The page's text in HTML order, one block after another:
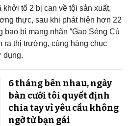
tố 2 bị can về tội sản xuất,
thực, sau khi phát hiện hơn 22
bì mang nhãn “Gạo Séng Cù
ra thị trường, cùng hàng chục
dụng.
6 tháng bên nhau, ngày
bàn cưới tôi quyết định
chia tay vì yêu cầu không
ngờ từ bạn gái